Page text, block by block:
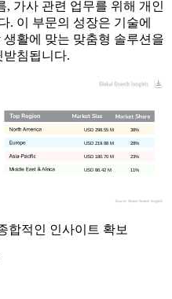
, 가사 관련 업무를 위해 개인
. 이 부문의 성장은 기술에
활에 맞는 맞춤형 솔루션을
받침됩니다.
11%
USD 86.42 M
23%
USD 180.70 M
28%
USD 219.98 M
38%
USD 298.55 M
합적인 인사이트 확보